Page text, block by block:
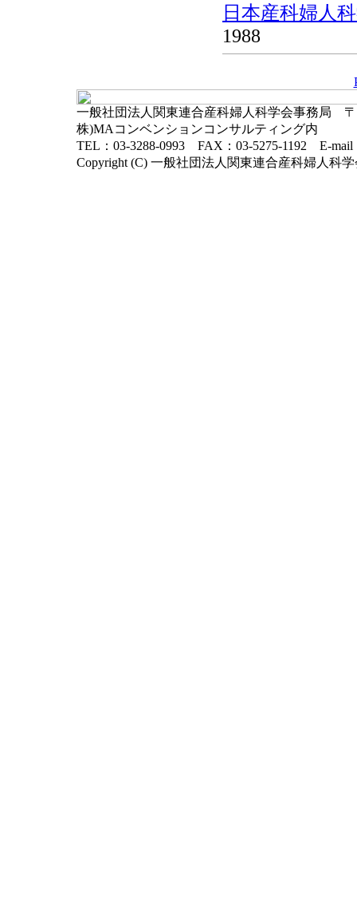
日本産科婦人
1988
一般社団法人関東連合産科婦人科学会事務局 〒
株)MAコンベンションコンサルティング内
TEL：03-3288-0993 FAX：03-5275-1192 E-mail
Copyright (C) 一般社団法人関東連合産科婦人科